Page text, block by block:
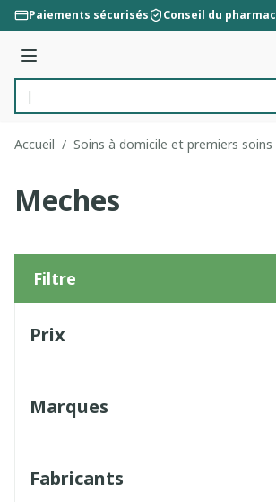
Aller au contenu
Paiements sécurisés Conseil du
Menu
Rechercher
Accueil / Soins à domicile et premiers soins
Meches
Filtre
Prix
Marques
Fabricants